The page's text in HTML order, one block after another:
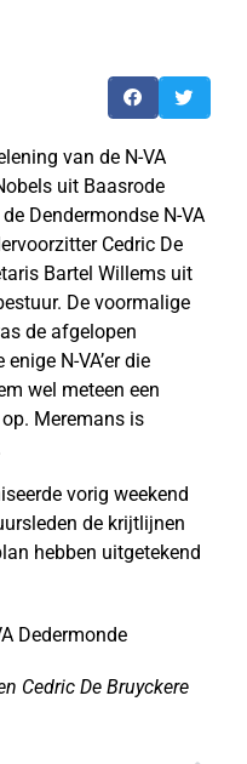
van de N-VA
uit Baasrode
Dendermondse N-VA
Cedric De
Bartel Willems uit
De voormalige
de afgelopen
N-VA’er die
wel meteen een
Meremans is
vorig weekend
de krijtlijnen
hebben uitgetekend
Cedric De Bruyckere